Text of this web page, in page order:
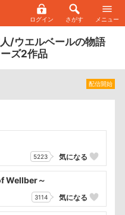
ログイン さがす メニュー
/ウエルベールの物語
ズ2作品
配信開始
5223 気になる
Wellber～
3114 気になる